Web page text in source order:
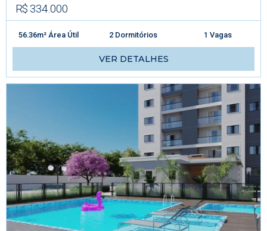
R$ 334.000
56.36m² Área Útil 2 Dormitórios 1 Vagas
VER DETALHES